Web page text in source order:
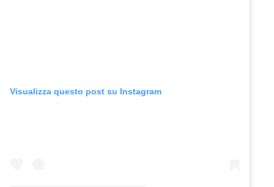
Visualizza questo post su Instagram